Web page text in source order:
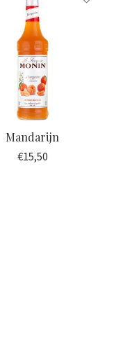
Mandarijn
€15,50